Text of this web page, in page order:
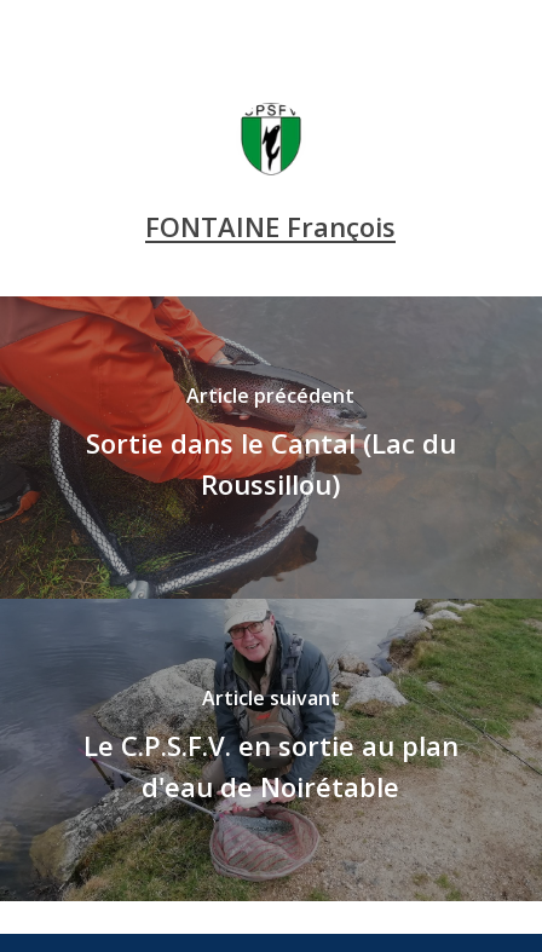
FONTAINE François
Article précédent
Sortie dans le Cantal (Lac du
Roussillou)
Article suivant
Le C.P.S.F.V. en sortie au plan
d'eau de Noirétable